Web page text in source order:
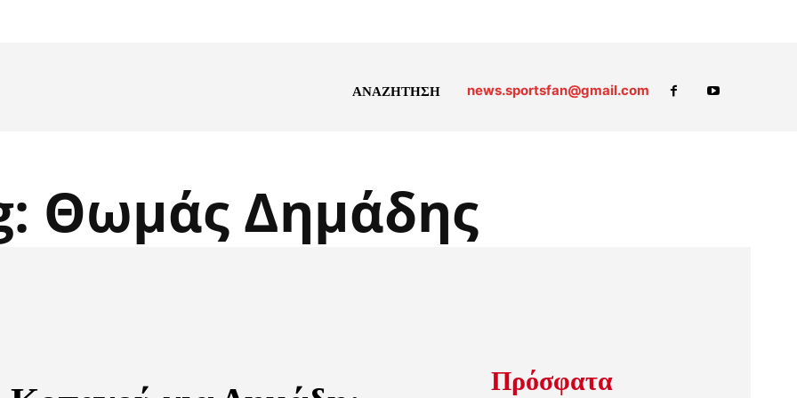
ΑΝΑΖΗΤΗΣΗ news.sportsfan@gmail.com
Θωμάς Δημάδης
Πρόσφατα